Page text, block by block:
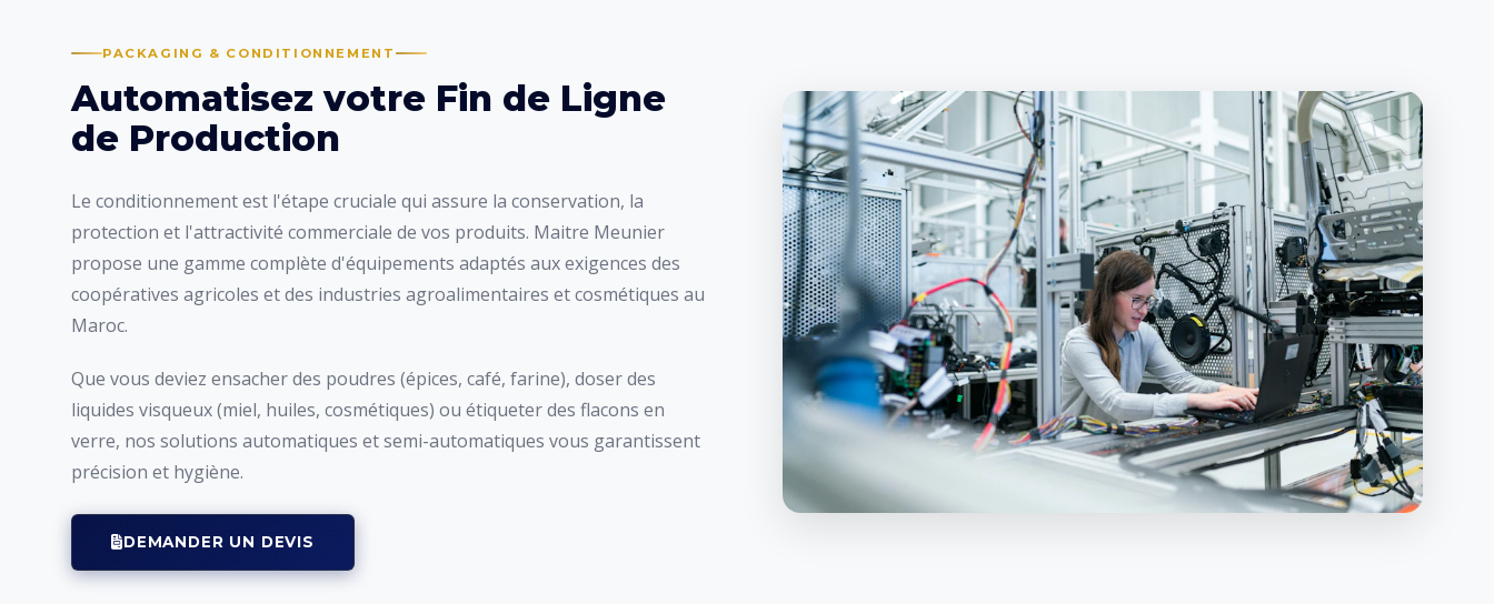
PACKAGING & CONDITIONNEMENT
Automatisez votre Fin de Ligne
de Production
Le conditionnement est l'étape cruciale qui assure la conservation, la
protection et l'attractivité commerciale de vos produits. Maitre Meunier
propose une gamme complète d'équipements adaptés aux exigences des
coopératives agricoles et des industries agroalimentaires et cosmétiques au
Maroc.
Que vous deviez ensacher des poudres (épices, café, farine), doser des
liquides visqueux (miel, huiles, cosmétiques) ou étiqueter des flacons en
verre, nos solutions automatiques et semi-automatiques vous garantissent
précision et hygiène.
DEMANDER UN DEVIS